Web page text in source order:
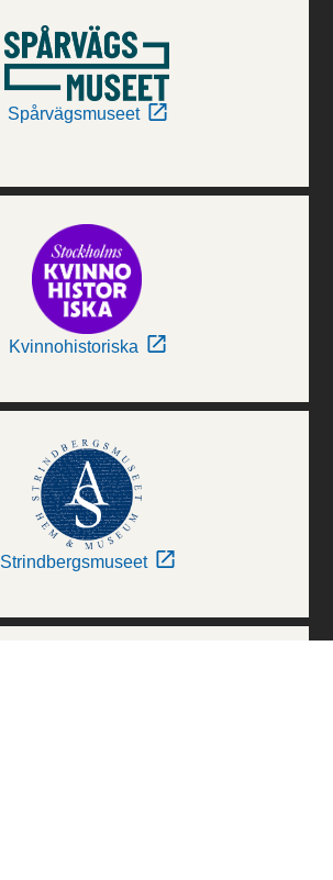
Spårvägsmuseet
Kvinnohistoriska
Strindbergsmuseet